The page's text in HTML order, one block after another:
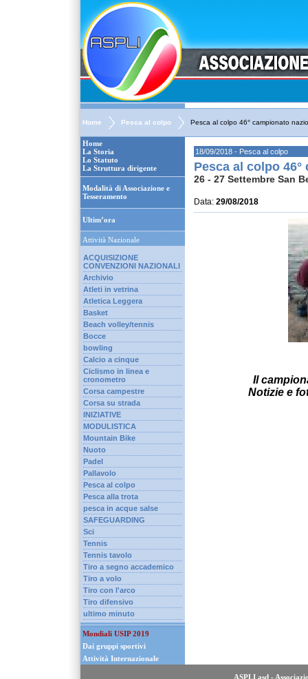
Home Pesca al colpo Pesca al colpo 46° campionato
Home
La Storia
Lo Statuto
La Struttura dirigente
Modalità di Associazione e
Tesseramento
Ultim’ora
Attività Nazionale
ACQUISIZIONE
CONVENZIONI NAZIONALI
Archivio
Atleti in vetrina
Atletica Leggera
Basket
Beach volley/tennis
Bocce
bowling
Calcio a cinque
Ciclismo in linea e
cronometro
Corsa campestre
Corsa su strada
INIZIATIVE
MODULISTICA
Mountain Bike
Nuoto
Padel
Pallavolo
Pesca al colpo
Pesca alla trota
pesca in acque salse
SAFEGUARDING
Sci
Tennis
Tennis tavolo
Tiro a segno accademico
Tiro a volo
Tiro con l'arco
Tiro difensivo
ultimo minuto
Mondiali USIP 2019
Dai gruppi sportivi
Attività Internazionale
18/09/2018 - Pesca al colpo
Pesca al colpo
26 - 27 Settembre San
Data: 29/08/2018
Il
Notizie e
ASPLI asd -